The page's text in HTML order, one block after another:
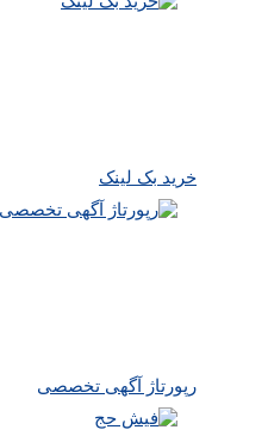
خرید بک لینک
رپورتاژ آگهی تخصصی